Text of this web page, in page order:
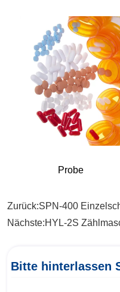
Zurück:SPN-400
Nächste:HYL-2S
Bitte hinterlassen